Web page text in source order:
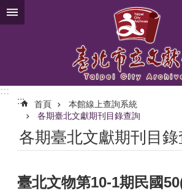
跳到主要內容區塊
:::
:::
首頁
本館線上查詢系統
各期臺北文獻期刊目錄查詢
各期臺北文獻期刊目錄
臺北文物第10-1期民國